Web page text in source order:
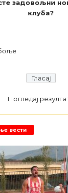
задовољни
клуба?
Погледај
вести